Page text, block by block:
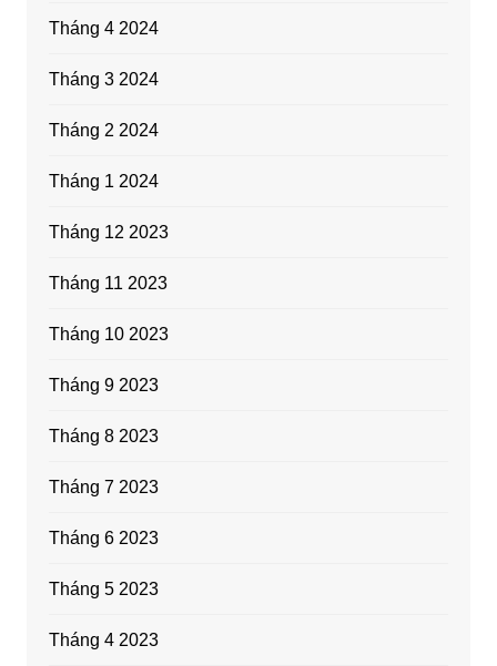
Tháng 4 2024
Tháng 3 2024
Tháng 2 2024
Tháng 1 2024
Tháng 12 2023
Tháng 11 2023
Tháng 10 2023
Tháng 9 2023
Tháng 8 2023
Tháng 7 2023
Tháng 6 2023
Tháng 5 2023
Tháng 4 2023